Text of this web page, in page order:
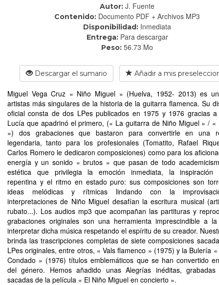
Autor: J. Fuente
Contenido: Documento PDF + Archivos MP3
Disponibilidad: Inmediata
Entrega: Para descargar
Peso: 56.73 Mo
Descargar el sumario Añadir a mis
Miguel Vega Cruz « Niño Miguel » (Huelva, 1952- 2013) es
artistas más singulares de la historia de la guitarra flamenca. Su
oficial consta de dos LPes publicados en 1975 y 1976 gracias
Lucía que apadrinó el primero, (« La guitarra de Niño Miguel » / «
») dos grabaciones que bastaron para convertirle en una
legendaria, tanto para los profesionales (Tomatito, Rafael
Carlos Romero le dedicaron composiciones) como para los
energía y un sonido « brutos » que pasan de todo
estética que privilegia la emoción inmediata, la inspiración
repentina y el ritmo en estado puro: sus composiciones son
ideas melódicas y rítmicas lindando con la
interpretaciones de Niño Miguel desafían la escritura musical
rubato...). Los audios mp3 que acompañan las partituras y
grabaciones originales son una herramienta imprescindible a
interpretar dicha música respetando el espíritu de su creador.
brinda las trascripciones completas de siete composiciones
LPes originales, entre otros, « Vals flamenco » (1975) y la Bulería
Condado » (1976) títulos emblemáticos que se han convertido
del género. Hemos añadido unas Alegrías inéditas,
sacadas de la película « El Niño Miguel en concierto ».